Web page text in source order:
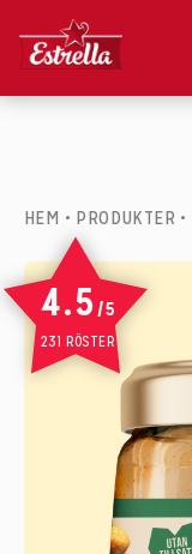
HEM • PRODUKTER •
4.5 /5
231 RÖSTER